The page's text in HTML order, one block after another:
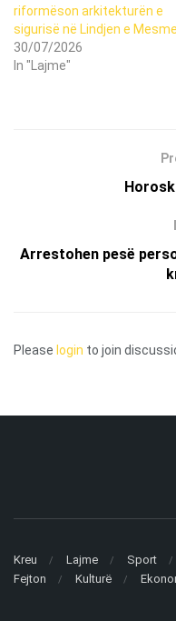
riformëson arkitekturën e
sigurisë në Lindjen e Mesme
30/07/2026
In "Lajme"
Arrestohen pesë
Please login to join
Kreu Lajme Sport
Fejton
Kulturë